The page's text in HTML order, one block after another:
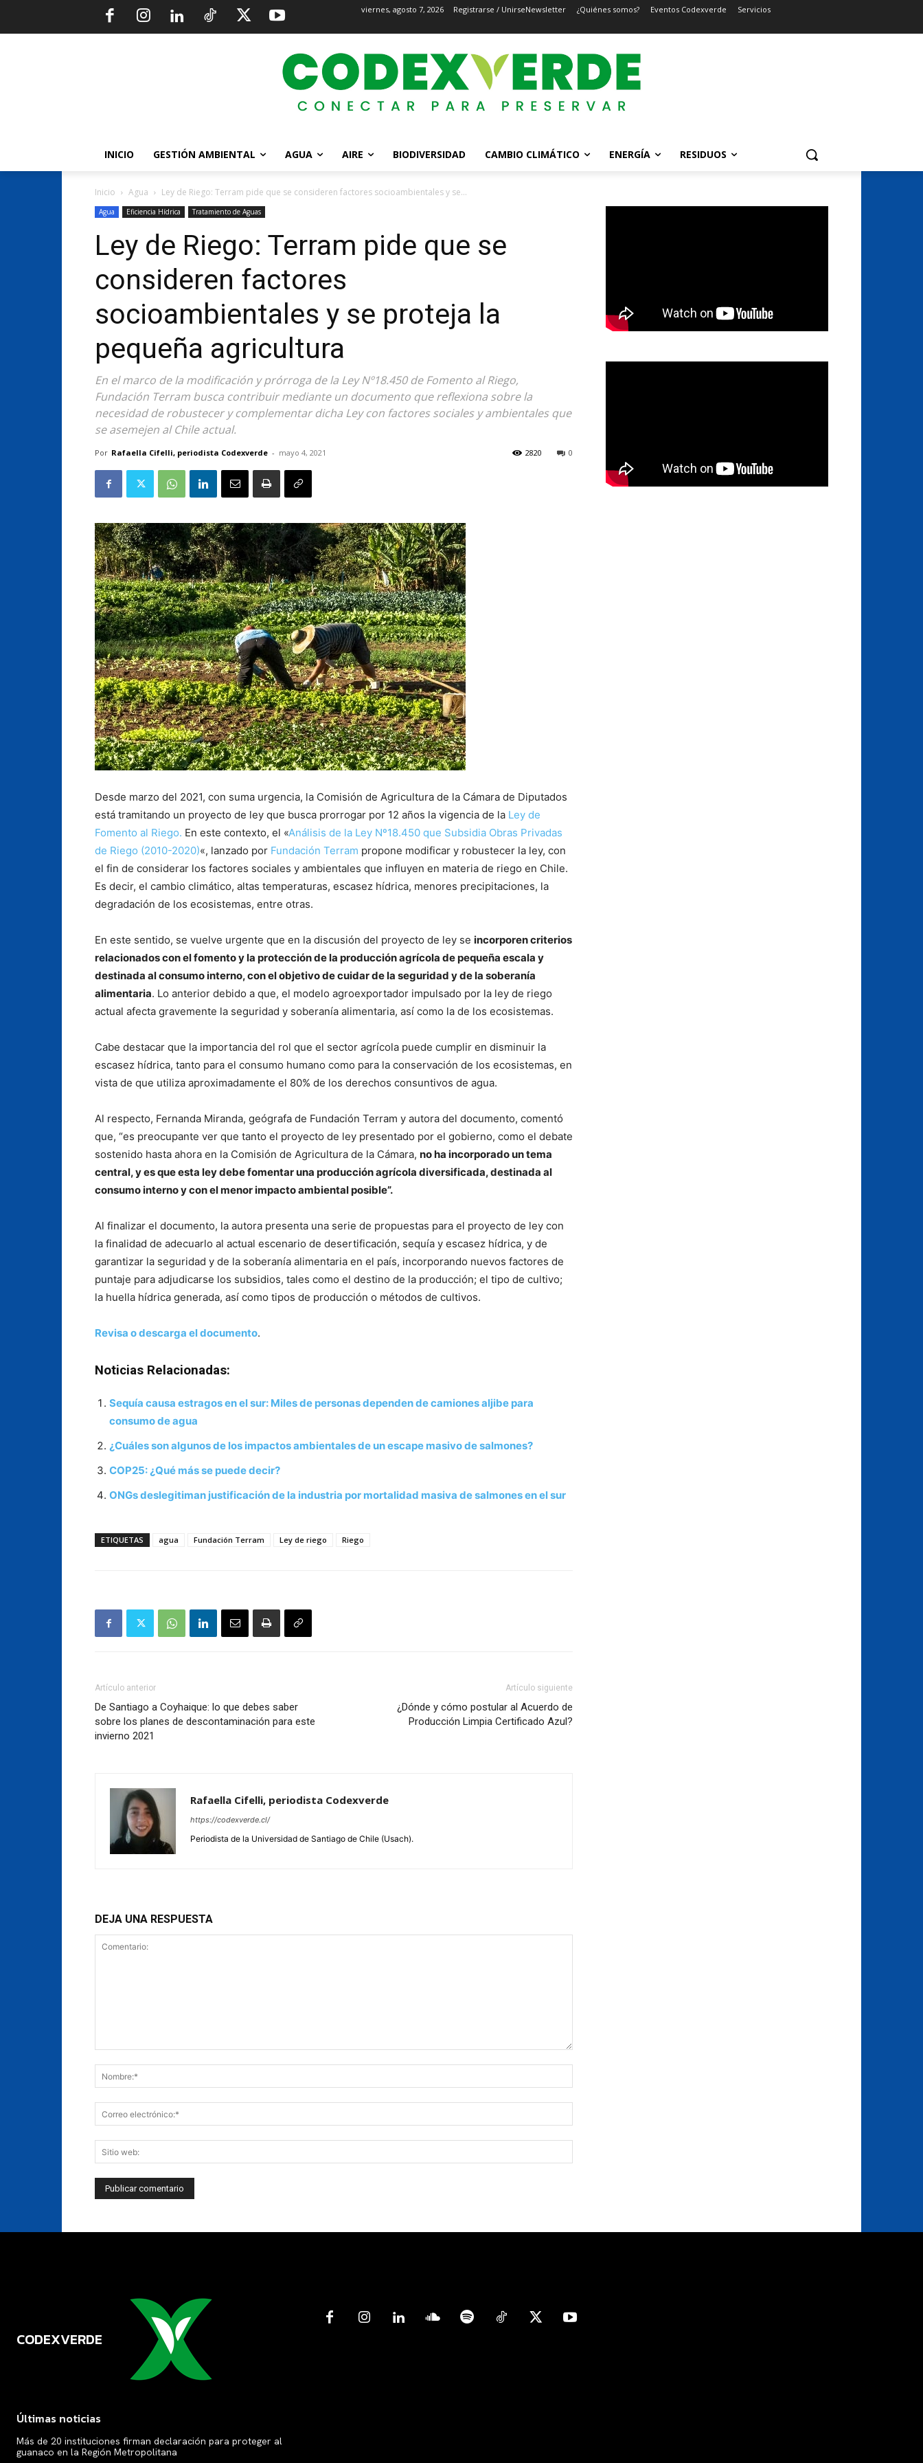
viernes, agosto 7, 2026 Registrarse / UnirseNewsletter ¿Quiénes somos? Eventos Codexverde Servicios
INICIO GESTIÓN AMBIENTAL AGUA AIRE BIODIVERSIDAD CAMBIO CLIMÁTICO ENERGÍA RESIDUOS
Inicio Agua Ley de Riego: Terram pide que se consideren factores socioambientales y se...
Agua Eficiencia Hídrica Tratamiento de Aguas
Ley de Riego: Terram pide que se
consideren factores
socioambientales y se proteja la
pequeña agricultura
En el marco de la modificación y prórroga de la Ley Nº18.450 de Fomento al Riego,
Fundación Terram busca contribuir mediante un documento que reflexiona sobre la
necesidad de robustecer y complementar dicha Ley con factores sociales y ambientales que
se asemejen al Chile actual.
Por Rafaella Cifelli, periodista Codexverde - mayo 4, 2021 0
2820
Desde marzo del 2021, con suma urgencia, la Comisión de Agricultura de la Cámara de Diputados
está tramitando un proyecto de ley que busca prorrogar por 12 años la vigencia de la Ley de
Fomento al Riego. En este contexto, el «Análisis de la Ley Nº18.450 que Subsidia Obras Privadas
de Riego (2010-2020)«, lanzado por Fundación Terram propone modificar y robustecer la ley, con
el fin de considerar los factores sociales y ambientales que influyen en materia de riego en Chile.
Es decir, el cambio climático, altas temperaturas, escasez hídrica, menores precipitaciones, la
degradación de los ecosistemas, entre otras.
En este sentido, se vuelve urgente que en la discusión del proyecto de ley se incorporen criterios
relacionados con el fomento y la protección de la producción agrícola de pequeña escala y
destinada al consumo interno, con el objetivo de cuidar de la seguridad y de la soberanía
alimentaria. Lo anterior debido a que, el modelo agroexportador impulsado por la ley de riego
actual afecta gravemente la seguridad y soberanía alimentaria, así como la de los ecosistemas.
Cabe destacar que la importancia del rol que el sector agrícola puede cumplir en disminuir la
escasez hídrica, tanto para el consumo humano como para la conservación de los ecosistemas, en
vista de que utiliza aproximadamente el 80% de los derechos consuntivos de agua.
Al respecto, Fernanda Miranda, geógrafa de Fundación Terram y autora del documento, comentó
que, “es preocupante ver que tanto el proyecto de ley presentado por el gobierno, como el debate
sostenido hasta ahora en la Comisión de Agricultura de la Cámara, no ha incorporado un tema
central, y es que esta ley debe fomentar una producción agrícola diversificada, destinada al
consumo interno y con el menor impacto ambiental posible”.
Al finalizar el documento, la autora presenta una serie de propuestas para el proyecto de ley con
la finalidad de adecuarlo al actual escenario de desertificación, sequía y escasez hídrica, y de
garantizar la seguridad y de la soberanía alimentaria en el país, incorporando nuevos factores de
puntaje para adjudicarse los subsidios, tales como el destino de la producción; el tipo de cultivo;
la huella hídrica generada, así como tipos de producción o métodos de cultivos.
Revisa o descarga el documento.
Noticias Relacionadas:
Sequía causa estragos en el sur: Miles de personas dependen de camiones aljibe para
consumo de agua
¿Cuáles son algunos de los impactos ambientales de un escape masivo de salmones?
COP25: ¿Qué más se puede decir?
ONGs deslegitiman justificación de la industria por mortalidad masiva de salmones en el sur
ETIQUETAS agua Fundación Terram Ley de riego Riego
Artículo anterior
De Santiago a Coyhaique: lo que debes saber
sobre los planes de descontaminación para este
invierno 2021
Artículo siguiente
¿Dónde y cómo postular al Acuerdo de
Producción Limpia Certificado Azul?
Rafaella Cifelli, periodista Codexverde
https://codexverde.cl/
Periodista de la Universidad de Santiago de Chile (Usach).
DEJA UNA RESPUESTA
CODEXVERDE
Últimas noticias
Más de 20 instituciones firman declaración para proteger al
guanaco en la Región Metropolitana